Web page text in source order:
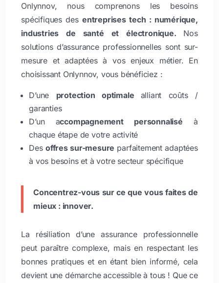
Onlynnov, nous comprenons les besoins
spécifiques desentreprises tech : numérique,
industries de santé et électronique. Nos
solutions d’assurance professionnelles sont sur-
mesure et adaptées à vos enjeux métier. En
choisissant Onlynnov, vous bénéficiez :
D’une protection optimale alliant coûts /
garanties
D’un accompagnement personnalisé à
chaque étape de votre activité
Des offres sur-mesure parfaitement adaptées
à vos besoins et à votre secteur spécifique
Concentrez-vous sur ce que vous faites de
mieux : innover.
La résiliation d’une assurance professionnelle
peut paraître complexe, mais en respectant les
bonnes pratiques et en étant bien informé, cela
devient une démarche accessible à tous ! Que ce